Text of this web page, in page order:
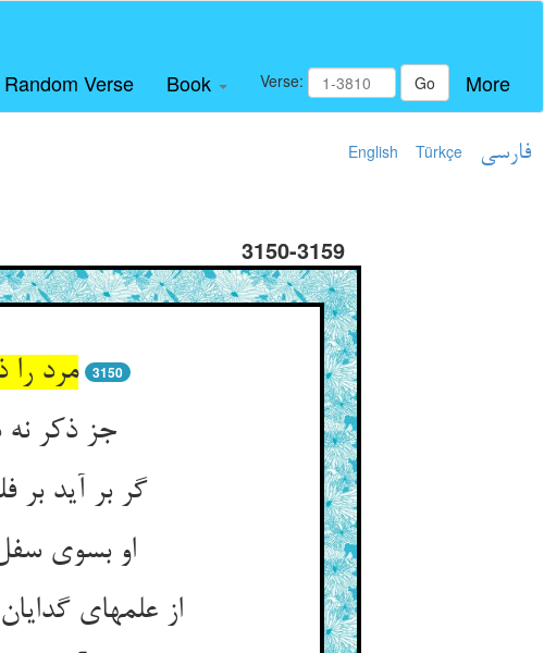
Random Verse Book Verse: Go More
English Türkçe فارسی
3150-3159
مرد 3150
جز ذکر نه
گر بر آید
او بسوی
از علمهای